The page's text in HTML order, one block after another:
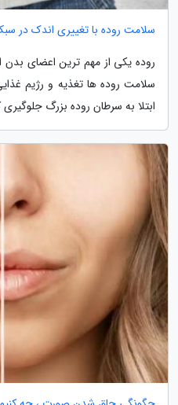
سلامت روده با تغییری اندک در
روده یکی از مهم ترین اعضای
سلامت روده ها تغذیه و رژیم
ابتلا به سرطان روده بزرگ جلوگیری